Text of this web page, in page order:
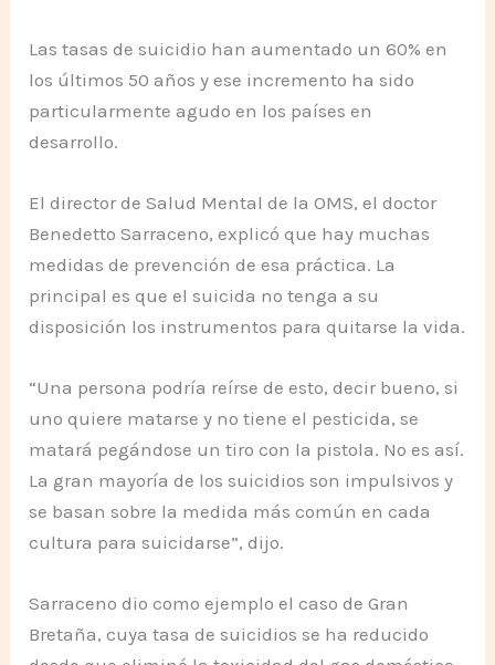
Las tasas de suicidio han aumentado un 60% en
los últimos 50 años y ese incremento ha sido
particularmente agudo en los países en
desarrollo.
El director de Salud Mental de la OMS, el doctor
Benedetto Sarraceno, explicó que hay muchas
medidas de prevención de esa práctica. La
principal es que el suicida no tenga a su
disposición los instrumentos para quitarse la vida.
“Una persona podría reírse de esto, decir bueno, si
uno quiere matarse y no tiene el pesticida, se
matará pegándose un tiro con la pistola. No es así.
La gran mayoría de los suicidios son impulsivos y
se basan sobre la medida más común en cada
cultura para suicidarse”, dijo.
Sarraceno dio como ejemplo el caso de Gran
Bretaña, cuya tasa de suicidios se ha reducido